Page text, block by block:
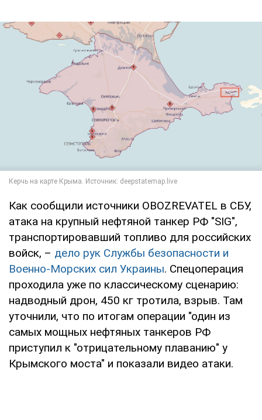
Как сообщили источники OBOZREVATEL в СБУ,
атака на крупный нефтяной танкер РФ "SIG",
транспортировавший топливо для российских
войск, – дело рук Службы безопасности и
Военно-Морских сил Украины. Спецоперация
проходила уже по классическому сценарию:
надводный дрон, 450 кг тротила, взрыв. Там
уточнили, что по итогам операции "один из
самых мощных нефтяных танкеров РФ
приступил к "отрицательному плаванию" у
Крымского моста" и показали видео атаки.